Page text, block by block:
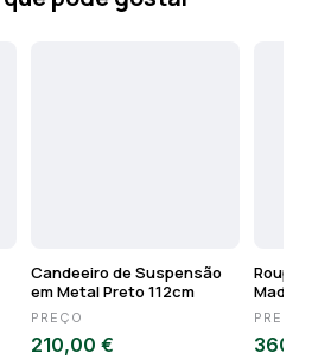
Candeeiro de Suspensão
em Metal Preto 112cm
PREÇO
210,00 €
PREÇO